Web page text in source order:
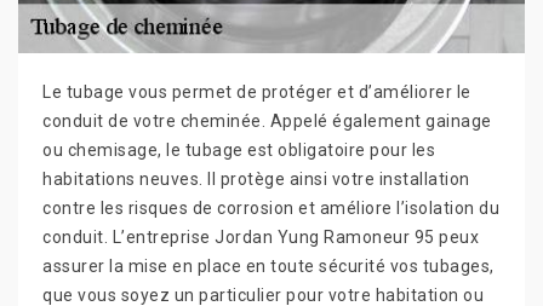
Le tubage vous permet de protéger et d’améliorer le
conduit de votre cheminée. Appelé également gainage
ou chemisage, le tubage est obligatoire pour les
habitations neuves. Il protège ainsi votre installation
contre les risques de corrosion et améliore l’isolation du
conduit. L’entreprise Jordan Yung Ramoneur 95 peux
assurer la mise en place en toute sécurité vos tubages,
que vous soyez un particulier pour votre habitation ou